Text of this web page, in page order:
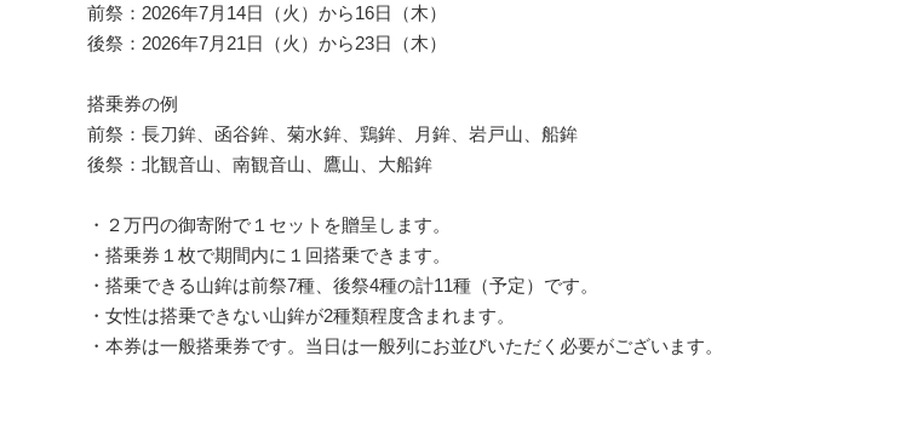
前祭：2026年7月14日（火）から16日（木）
後祭：2026年7月21日（火）から23日（木）
搭乗券の例
前祭：長刀鉾、函谷鉾、菊水鉾、鶏鉾、月鉾、岩戸山、船鉾
後祭：北観音山、南観音山、鷹山、大船鉾
・２万円の御寄附で１セットを贈呈します。
・搭乗券１枚で期間内に１回搭乗できます。
・搭乗できる山鉾は前祭7種、後祭4種の計11種（予定）です。
・女性は搭乗できない山鉾が2種類程度含まれます。
・本券は一般搭乗券です。当日は一般列にお並びいただく必要がございます。